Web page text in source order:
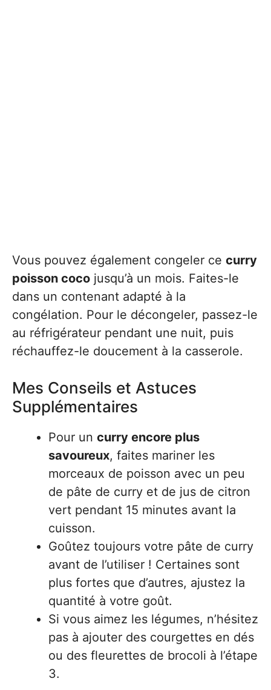
Vous pouvez également congeler ce curry
poisson coco jusqu’à un mois. Faites-le
dans un contenant adapté à la
congélation. Pour le décongeler, passez-le
au réfrigérateur pendant une nuit, puis
réchauffez-le doucement à la casserole.
Mes Conseils et Astuces
Supplémentaires
Pour un curry encore plus
savoureux, faites mariner les
morceaux de poisson avec un peu
de pâte de curry et de jus de citron
vert pendant 15 minutes avant la
cuisson.
Goûtez toujours votre pâte de curry
avant de l’utiliser ! Certaines sont
plus fortes que d’autres, ajustez la
quantité à votre goût.
Si vous aimez les légumes, n’hésitez
pas à ajouter des courgettes en dés
ou des fleurettes de brocoli à l’étape
3.